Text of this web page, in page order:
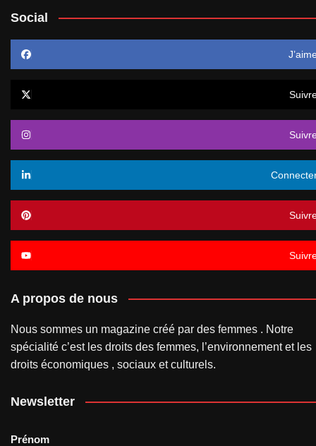
Social
A propos de nous
Nous sommes un magazine créé par des femmes . Notre
spécialité c’est les droits des femmes, l’environnement et les
droits économiques , sociaux et culturels.
Newsletter
Prénom